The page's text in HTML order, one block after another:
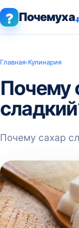
? Почемуха
Главная›Кулинария
Почему
Почему сахар